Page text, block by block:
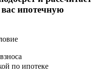
ипотечную
по ипотеке